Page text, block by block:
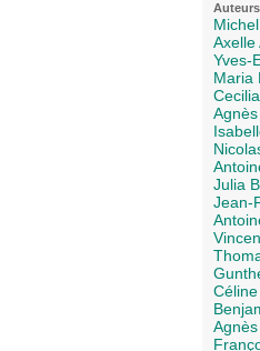
Auteurs
Axelle
Yves-
Maria
Julia
Jean-